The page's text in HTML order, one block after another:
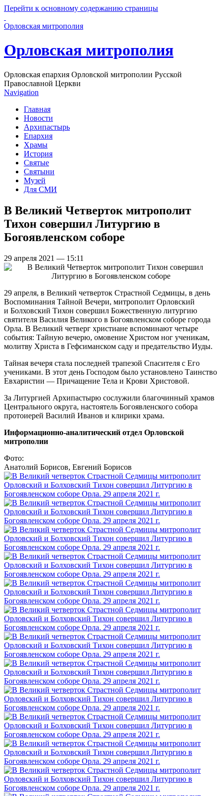
Перейти к основному содержанию страницы
Орловская митрополия
Орловская митрополия
Орловская епархия Орловской митрополии Русской
Православной Церкви
Navigation
Главная
Новости
Архипастырь
Епархия
Храмы
История
Святые
Святыни
Музей
Для СМИ
В Великий Четверток митрополит
Тихон совершил Литургию в
Богоявленском соборе
29 апреля 2021 — 15:11
29 апреля, в Великий четверток Страстной Седмицы, в день
Воспоминания Тайной Вечери, митрополит Орловский
и Болховский Тихон совершил Божественную литургию
святителя Василия Великого в Богоявленском соборе города
Орла. В Великий четверг христиане вспоминают четыре
события: Тайную вечерю, омовение Христом ног ученикам,
молитву Христа в Гефсиманском саду и предательство Иуды.
Тайная вечеря стала последней трапезой Спасителя с Его
учениками. В этот день Господом было установлено Таинство
Евхаристии — Причащение Тела и Крови Христовой.
За Литургией Архипастырю сослужили благочинный храмов
Центрального округа, настоятель Богоявленского собора
протоиерей Василий Иванов и клирики храма.
Информационно-аналитический отдел Орловской
митрополии
Фото:
Анатолий Борисов, Евгений Борисов